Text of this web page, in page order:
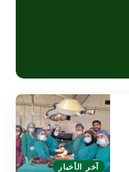
آخر الأخبار